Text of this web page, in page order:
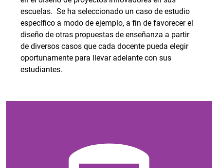
escuelas. Se ha seleccionado un caso de estudio
específico a modo de ejemplo, a fin de favorecer el
diseño de otras propuestas de enseñanza a partir
de diversos casos que cada docente pueda elegir
oportunamente para llevar adelante con sus
estudiantes.